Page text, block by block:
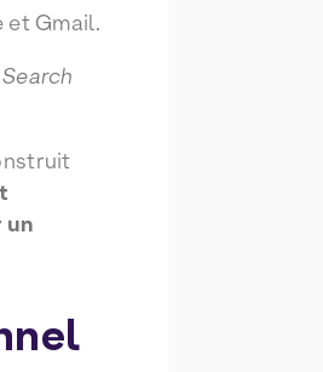
et Gmail.
Search
un